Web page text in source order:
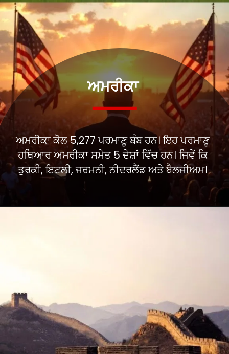
ਅਮਰੀਕਾ ਕੋਲ 5,277 ਪਰਮਾਣੂ ਬੰਬ ਹਨ। ਇਹ ਪਰਮਾਣੂ
ਹਥਿਆਰ ਅਮਰੀਕਾ ਸਮੇਤ 5 ਦੇਸ਼ਾਂ ਵਿੱਚ ਹਨ। ਜਿਵੇਂ ਕਿ
ਤੁਰਕੀ, ਇਟਲੀ, ਜਰਮਨੀ, ਨੀਦਰਲੈਂਡ ਅਤੇ ਬੈਲਜੀਅਮ।
ਅਮਰੀਕਾ